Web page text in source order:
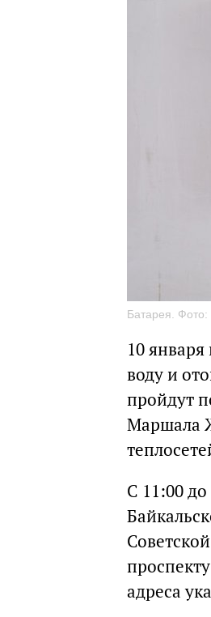
Батарея.
10
воду и
пройдут
Маршала
С 11:00
адреса